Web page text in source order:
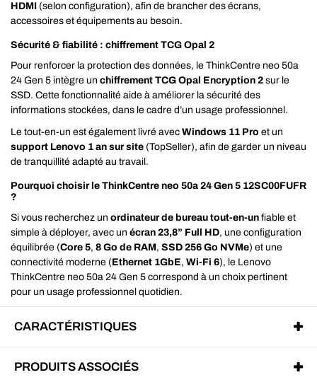
HDMI (selon configuration), afin de brancher des écrans,
accessoires et équipements au besoin.
Sécurité & fiabilité : chiffrement TCG Opal 2
Pour renforcer la protection des données, le ThinkCentre neo 50a
24 Gen 5 intègre un chiffrement TCG Opal Encryption 2 sur le
SSD. Cette fonctionnalité aide à améliorer la sécurité des
informations stockées, dans le cadre d’un usage professionnel.
Le tout-en-un est également livré avec Windows 11 Pro et un
support Lenovo 1 an sur site (TopSeller), afin de garder un niveau
de tranquillité adapté au travail.
Pourquoi choisir le ThinkCentre neo 50a 24 Gen 5 12SC00FUFR
?
Si vous recherchez un ordinateur de bureau tout-en-un fiable et
simple à déployer, avec un écran 23,8” Full HD, une configuration
équilibrée (Core 5, 8 Go de RAM, SSD 256 Go NVMe) et une
connectivité moderne (Ethernet 1GbE, Wi‑Fi 6), le Lenovo
ThinkCentre neo 50a 24 Gen 5 correspond à un choix pertinent
pour un usage professionnel quotidien.
CARACTÉRISTIQUES
PRODUITS ASSOCIÉS